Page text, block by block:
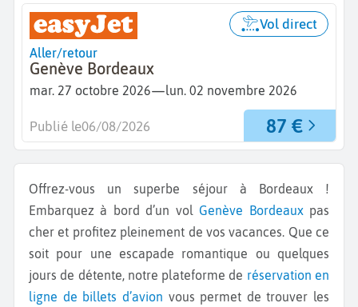
Aller/retour
Genève Bordeaux
mar. 27 octobre 2026—lun. 02 novembre 2026
Vol direct
87 €
Publié le06/08/2026
Offrez-vous un superbe séjour à Bordeaux !
Embarquez à bord d’un vol Genève Bordeauxpas
cher et profitez pleinement de vos vacances. Que ce
soit pour une escapade romantique ou quelques
jours de détente, notre plateforme de réservation en
ligne de billets d’avion vous permet de trouver les